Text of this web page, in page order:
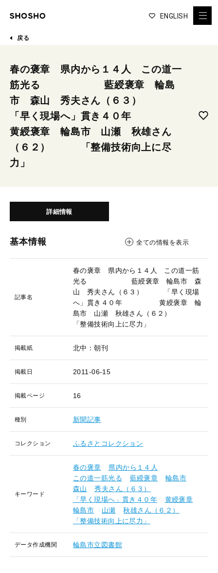
ENGLISH
戻る
春の褒章 県内から１４人 この道一
筋光る 藍綬褒章 輪島
市 森山 秀夫さん（６３）
「早く現場へ」貫き４０年
黄綬褒章 輪島市 山瀬 秋雄さん
（６２） 「整備技術向上に尽
力」
詳細情報
基本情報 全ての情報を表示
記事名
春の褒章 県内から１４人 この道一筋
光る 藍綬褒章 輪島市 森
山 秀夫さん（６３） 「早く現場
へ」貫き４０年 黄綬褒章 輪
島市 山瀬 秋雄さん（６２）
「整備技術向上に尽力」
掲載紙 北中：朝刊
掲載日 2011-06-15
掲載ページ 16
種別 新聞記事
コレクション ふるさとコレクション
キーワード
春の褒章
県内から１４人
この道一筋光る
藍綬褒章
輪島市
森山
秀夫さん（６３）
「早く現場へ」貫き４０年
黄綬褒章
輪島市
山瀬
秋雄さん（６２）
「整備技術向上に尽力」
データ作成機関 輪島市立図書館